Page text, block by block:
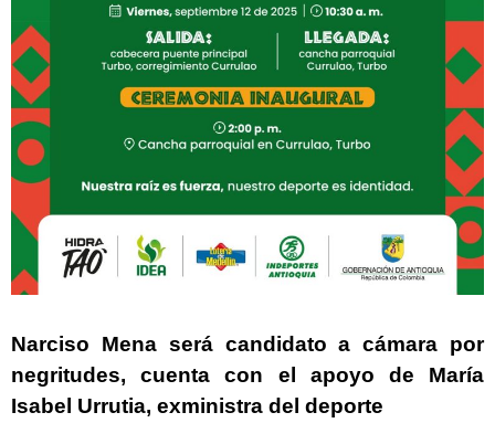
Narciso Mena será candidato a cámara por
negritudes, cuenta con el apoyo de María
Isabel Urrutia, exministra del deporte